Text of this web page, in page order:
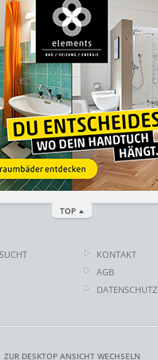
TOP
KONTAKT
AGB
DATENSCHUTZ
ZUR DESKTOP ANSICHT WECHSELN